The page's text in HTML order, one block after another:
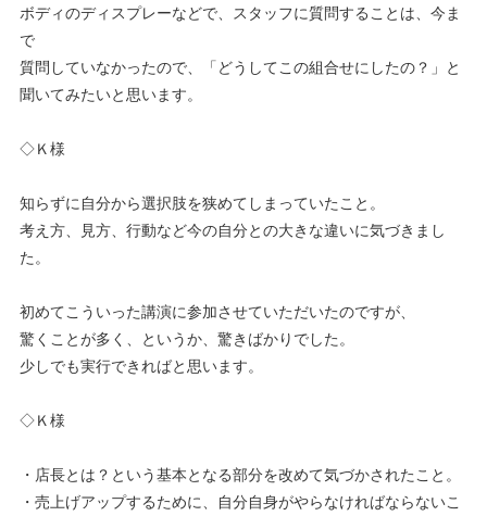
ボディのディスプレーなどで、スタッフに質問することは、今ま
で
質問していなかったので、「どうしてこの組合せにしたの？」と
聞いてみたいと思います。
◇Ｋ様
知らずに自分から選択肢を狭めてしまっていたこと。
考え方、見方、行動など今の自分との大きな違いに気づきまし
た。
初めてこういった講演に参加させていただいたのですが、
驚くことが多く、というか、驚きばかりでした。
少しでも実行できればと思います。
◇Ｋ様
・店長とは？という基本となる部分を改めて気づかされたこと。
・売上げアップするために、自分自身がやらなければならないこ